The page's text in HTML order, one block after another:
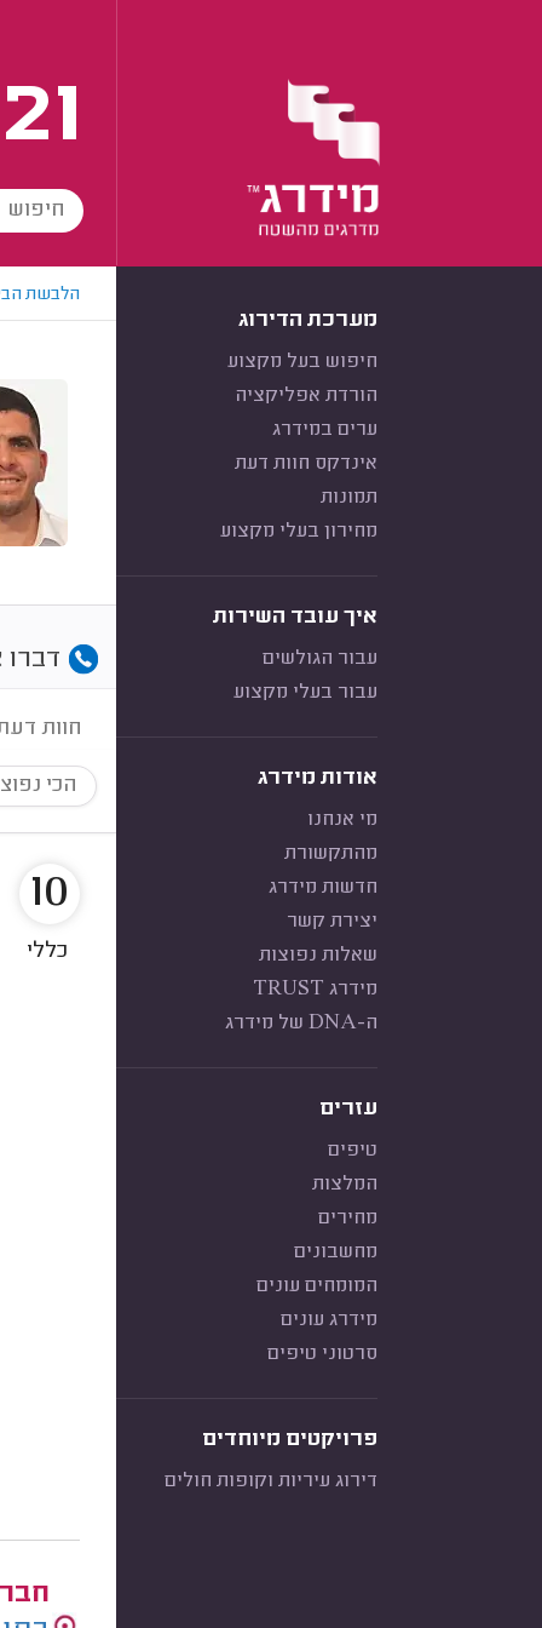
מערכת הדירוג
חיפוש בעל מקצוע
הורדת אפליקציה
ערים במידרג
אינדקס חוות דעת
תמונות
מחירון בעלי מקצוע
איך עובד השירות
עבור הגולשים
עבור בעלי מקצוע
אודות מידרג
מי אנחנו
מהתקשורת
חדשות מידרג
יצירת קשר
שאלות נפוצות
מידרג TRUST
ה-DNA של מידרג
עזרים
טיפים
המלצות
מחירים
מחשבונים
המומחים עונים
מידרג עונים
סרטוני טיפים
פרויקטים מיוחדים
דירוג עיריות וקופות חולים
הלבשת
דברו
חוות
הכי
10
כללי